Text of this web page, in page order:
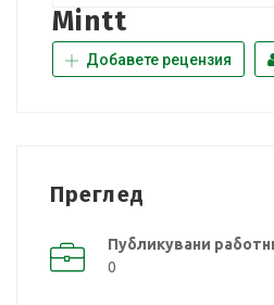
Mintt
Добавете рецензия
Преглед
Публикувани
0